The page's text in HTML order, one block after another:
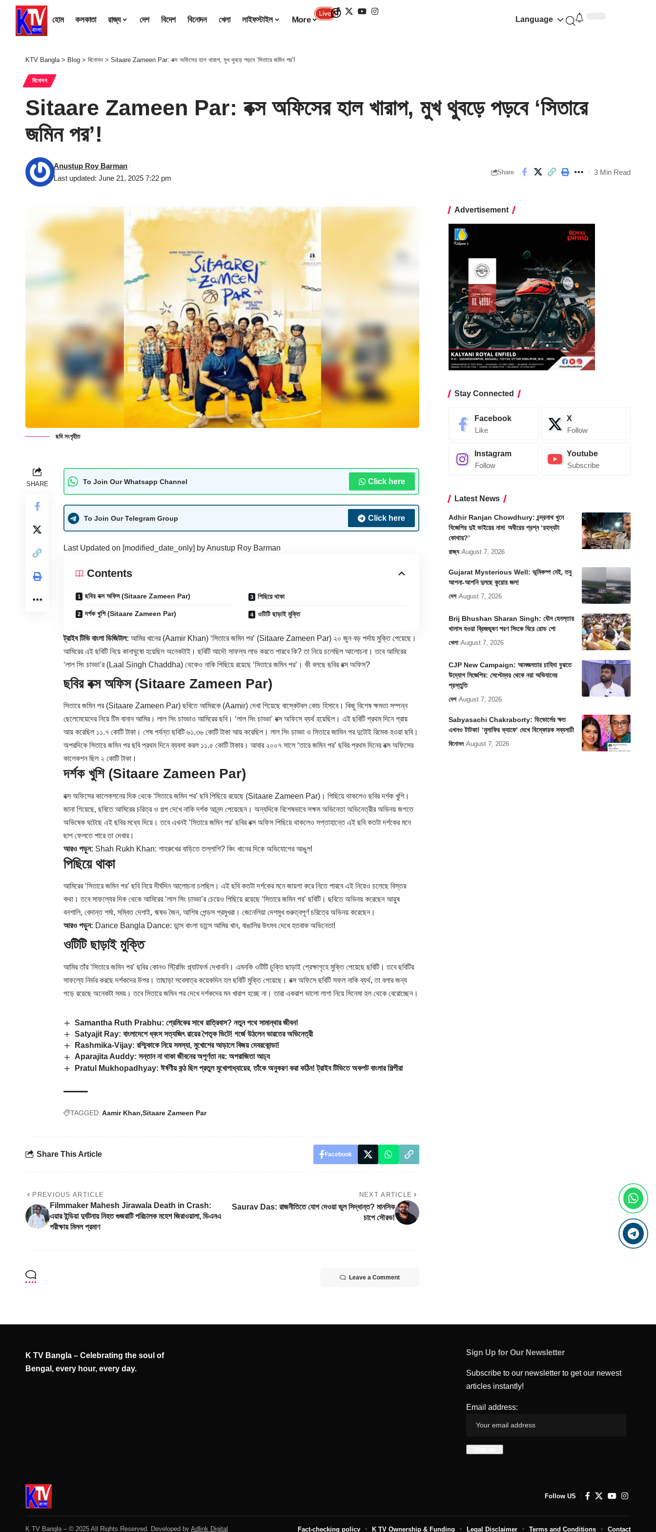
হোম কলকাতা রাজ্য দেশ বিদেশ বিনোদন খেলা লাইফস্টাইল More Language
KTV Bangla> Blog > বিনোদন > Sitaare Zameen Par: বক্স অফিসের হাল খারাপ, মুখ থুবড়ে পড়বে ‘সিতারে জমিন পর’!
বিনোদন
Sitaare Zameen Par: বক্স অফিসের হাল খারাপ, মুখ থুবড়ে পড়বে ‘সিতারে
জমিন পর’!
Last updated: June 21, 2025 7:22 pm
Anustup Roy Barman
Share 3 Min Read
ছবি সংগৃহীত
SHARE To Join Our Whatsapp Channel Click here
To Join Our Telegram Group Click here
Last Updated on [modified_date_only] byAnustup Roy Barman
Contents
ছবির বক্স অফিস (Sitaare Zameen Par)
দর্শক খুশি (Sitaare Zameen Par)
পিছিয়ে থাকা
ওটিটি ছাড়াই মুক্তি
ট্রাইব টিভি বাংলা ডিজিটাল: আমির খানের (Aamir Khan) ‘সিতারে জমিন পর’ (Sitaare Zameen Par) ২০ জুন বড় পর্দায় মুক্তি পেয়েছে।
আমিরের এই ছবিটি নিয়ে কানাঘুষো হয়েছিল অনেকটাই। ছবিটি আদৌ সাফল্য লাভ করতে পারবে কি? তা নিয়ে চলেছিল আলোচনা। তবে আমিরের
‘লাল সিং চাড্ডা’র (Laal Singh Chaddha) থেকেও নাকি পিছিয়ে রয়েছে ‘সিতারে জমিন পর’। কী বলছে ছবির বক্স অফিস?
ছবির বক্স অফিস (Sitaare Zameen Par)
সিতারে জমিন পর (Sitaare Zameen Par) ছবিতে আমিরকে (Aamir) দেখা গিয়েছে বাস্কেটবল কোচ হিসাবে। কিছু বিশেষ ক্ষমতা সম্পন্ন
ছেলেমেয়েদের নিয়ে টিম বানান আমির। লাল সিং চাড্ডাও আমিরের ছবি। ‘লাল সিং চাড্ডা’ বক্স অফিসে ব্যর্থ হয়েছিল। এই ছবিটি প্রথম দিনে প্রায়
আয় করেছিল ১১.৭ কোটি টাকা। শেষ পর্যন্ত ছবিটি ৬১.৩৬ কোটি টাকা আয় করেছিল। লাল সিং চাড্ডা ও সিতারে জামিন পর দুটোই রিমেক হওয়া ছবি।
অপরদিকে সিতারে জমিন পর ছবি প্রথম দিনে ব্যবসা করল ১১.৫ কোটি টাকার। আবার ২০০৭ সালে ‘তারে জমিন পর’ ছবির প্রথম দিনের বক্স অফিসের
কালেকশন ছিল ২ কোটি টাকা।
দর্শক খুশি (Sitaare Zameen Par)
বক্স অফিসের কালেকশনের দিক থেকে ‘সিতারে জমিন পর’ ছবি পিছিয়ে রয়েছে (Sitaare Zameen Par)। পিছিয়ে থাকলেও ছবির দর্শক খুশি।
জানা গিয়েছে, ছবিতে আমিরের চরিত্র ও গল্প দেখে নাকি দর্শক আনন্দ পেয়েছেন। অন্যদিকে বিশেষভাবে সক্ষম অভিনেতা অভিনেত্রীর অভিনয় জগতে
অভিষেক ঘটেছে এই ছবির মধ্যে দিয়ে। তবে এখনই ‘সিতারে জমিন পর’ ছবির বক্স অফিস পিছিয়ে থাকলেও সপ্তাহান্তে এই ছবি কতটা দর্শকের মনে
ছাপ ফেলতে পারে তা দেখার।
আরও পড়ুন: Shah Rukh Khan: শাহরুখের বাড়িতে তল্লাশি? কিং খানের দিকে অভিযোগের আঙুল!
পিছিয়ে থাকা
আমিরের ‘সিতারে জমিন পর’ ছবি নিয়ে দীর্ঘদিন আলোচনা চলছিল। এই ছবি কতটা দর্শকের মনে জায়গা করে নিতে পারবে এই নিয়েও চলেছে বিস্তর
কথা। তবে সাফল্যের দিক থেকে আমিরের ‘লাল সিং চাড্ডা’র চেয়েও পিছিয়ে রয়েছে ‘সিতারে জমিন পর’ ছবিটি। ছবিতে অভিনয় করেছেন আয়ুষ
বনশালি, বেদান্ত শর্মা, সম্বিত দেশাই, ঋষভ জৈন, আশিষ পেন্ডস প্রমুখরা। জেনেলিয়া দেশমুখ গুরুত্বপূর্ণ চরিত্রে অভিনয় করেছেন।
আরও পড়ুন: Dance Bangla Dance: ডান্স বাংলা ডান্সে আমির খান, বাঙালির উৎসব দেখে হতবাক অভিনেতা!
ওটিটি ছাড়াই মুক্তি
আমির তাঁর ‘সিতারে জমিন পর’ ছবির কোনও স্ট্রিমিং প্ল্যাটফর্ম দেখাননি। এমনকি ওটিটি চুক্তি ছাড়াই প্রেক্ষাগৃহে মুক্তি পেয়েছে ছবিটি। তবে ছবিটির
সাফল্যে নির্ভর করছে দর্শকদের উপর। তাছাড়া সবেমাত্র কয়েকদিন হল ছবিটি মুক্তি পেয়েছে। বক্স অফিসে ছবিটি সফল নাকি ব্যর্থ, তা বলার জন্য
পড়ে রয়েছে অনেকটা সময়। তবে সিতারে জমিন পর দেখে দর্শকদের মন খারাপ হচ্ছে না। তারা একরাশ ভালো লাগা নিয়ে সিনেমা হল থেকে বেরোচ্ছেন।
Samantha Ruth Prabhu: প্রেমিকের সাথে রাত্রিবাস? নতুন পথে সামান্থার জীবন!
Satyajit Ray: বাংলাদেশে ধ্বংস সত্যজিৎ রায়ের পৈতৃক ভিটে! গর্জে উঠলেন ভারতের অভিনেত্রী
Rashmika-Vijay: রশ্মিকাকে নিয়ে সমস্যা, মুখোশের আড়ালে বিজয় দেবরকোন্ডা!
Aparajita Auddy: সন্তান না থাকা জীবনের অপূর্ণতা নয়: অপরাজিতা আঢ্য
Pratul Mukhopadhyay: ঈর্ষণীয় কন্ঠ ছিল প্রতুল মুখোপাধ্যায়ের, তাঁকে অনুকরণ করা কঠিন! ট্রাইব টিভিতে অকপট বাংলার শিল্পীরা
TAGGED: Aamir Khan Sitaare Zameen Par
Share This Article Facebook
PREVIOUS ARTICLE
Filmmaker Mahesh Jirawala Death in Crash:
এয়ার ইন্ডিয়া দুর্ঘটনায় নিহত গুজরাটি পরিচালক মহেশ জিরাওয়ালা, ডিএনএ
পরীক্ষায় মিলল প্রমাণ
NEXT ARTICLE
Saurav Das: রাজনীতিতে যোগ দেওয়া ভুল সিদ্ধান্ত? মানসিক
চাপে সৌরভ!
Leave a Comment
Advertisement
Stay Connected
Facebook
Like
X
Follow
Instagram
Follow
Youtube
Subscribe
Latest News
Adhir Ranjan Chowdhury: চন্দ্রনাথ খুনে
বিজেপির দুই ভাইয়ের নাম! অধীরের প্রশ্ন ‘রহস্যটা
কোথায়?’
রাজ্য August 7, 2026
Gujarat Mysterious Well: ভূমিকম্প নেই, তবু
আপনা-আপনি দুলছে কুয়োর জল!
দেশ August 7, 2026
Brij Bhushan Sharan Singh: যৌন হেনস্তায়
খালাস হওয়া ব্রিজভূষণ শরণ সিংকে ঘিরে রোড শো
খেলা August 7, 2026
CJP New Campaign: আমজনতার চাহিদা বুঝতে
উদ্যোগ সিজেপির: সেপ্টেম্বর থেকে নয়া অভিযানের
প্রস্তুতি
দেশ August 7, 2026
Sabyasachi Chakraborty: ডিভোর্সের ক্ষত
এখনও টাটকা! ‘মুসাফির ক্যাফে’ দেখে বিস্ফোরক সব্যসাচী
বিনোদন August 7, 2026
K TV Bangla – Celebrating the soul of
Bengal, every hour, every day.
Sign Up for Our Newsletter
Subscribe to our newsletter to get our newest
articles instantly!
Email address:
Follow US
K TV Bangla – © 2025 All Rights Reserved. Developed by Adlink Digital Fact-checking policy K TV Ownership & Funding Legal Disclaimer Terms and Conditions Contact